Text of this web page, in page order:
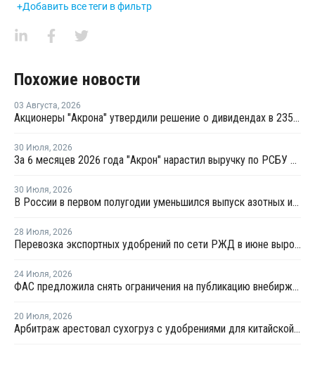
+Добавить все теги в фильтр
Похожие новости
03 Августа, 2026
Акционеры "Акрона" утвердили решение о дивидендах в 235 рублей на акцию
30 Июля, 2026
За 6 месяцев 2026 года "Акрон" нарастил выручку по РСБУ на 1,3%
30 Июля, 2026
В России в первом полугодии уменьшился выпуск азотных и фосфорных удобрений
28 Июля, 2026
Перевозка экспортных удобрений по сети РЖД в июне выросла на 11,2%
24 Июля, 2026
ФАС предложила снять ограничения на публикацию внебиржевых индексов на удобрения
20 Июля, 2026
Арбитраж арестовал сухогруз с удобрениями для китайской компании